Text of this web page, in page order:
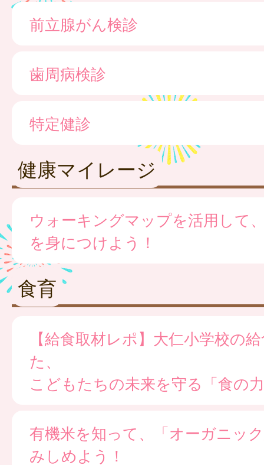
前立腺がん検診
歯周病検診
特定健診
健康マイレージ
ウォーキングマップを活用して
を身につけよう！
食育
【給食取材レポ】大仁小学校の
た、
こどもたちの未来を守る「食の
有機米を知って、「オーガニッ
みしめよう！